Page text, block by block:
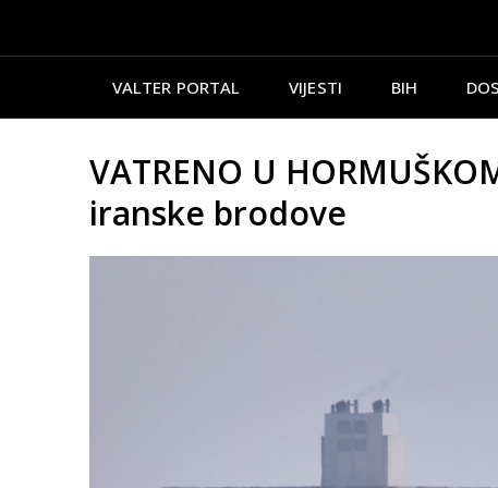
VALTER PORTAL VIJESTI BIH
VATRENO U
iranske brodove